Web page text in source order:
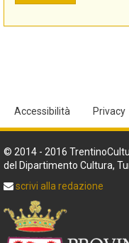
Accessibilità Privacy
© 2014 - 2016
del Dipartimento Cultura,
scrivi alla redazione